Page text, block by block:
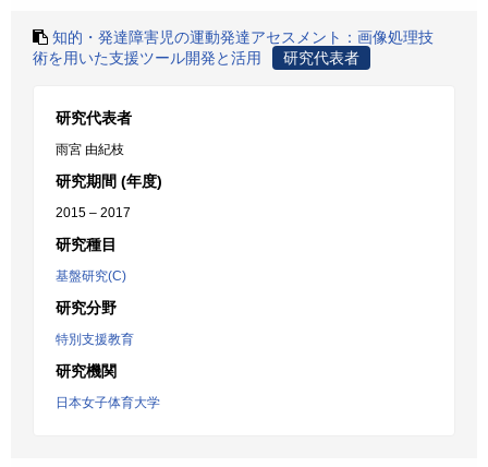
知的・発達障害児の運動発達アセスメント：画像処理技
術を用いた支援ツール開発と活用
研究代表者
研究代表者
雨宮 由紀枝
研究期間 (年度)
2015 – 2017
研究種目
基盤研究(C)
研究分野
特別支援教育
研究機関
日本女子体育大学